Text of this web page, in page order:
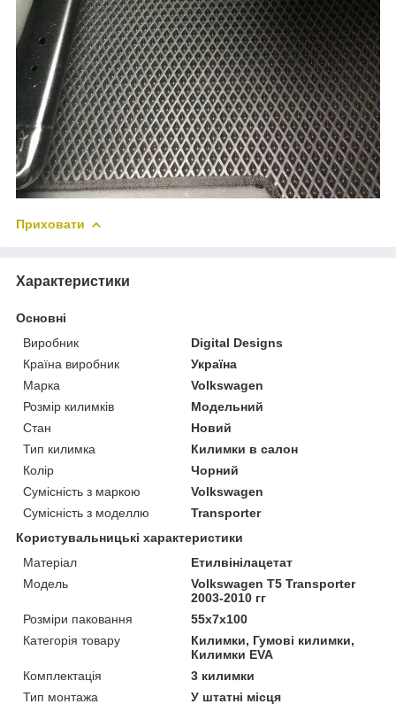
Приховати
Характеристики
Основні
Виробник
Digital Designs
Країна виробник
Україна
Марка
Volkswagen
Розмір килимків
Модельний
Стан
Новий
Тип килимка
Килимки в салон
Колір
Чорний
Сумісність з маркою
Volkswagen
Сумісність з моделлю
Transporter
Користувальницькі характеристики
Матеріал
Етилвінілацетат
Мoдель
Volkswagen T5 Transporter
2003-2010 гг
Розміри паковання
55x7x100
Категорія товару
Килимки, Гумові килимки,
Килимки EVA
Комплектація
3 килимки
Тип монтажа
У штатні місця